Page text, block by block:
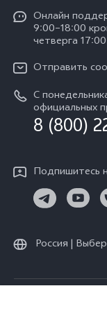
Y11d
V40 Lite
Y04s
Funtouch OS
Сервисные центры
IMEI
Запрос стоимости
Обновление
Скачать LUT для
Пресс-центр
Карьера в vivo
Юридическая
О нас
Социальная
Oнлайн
9:00–18:00
четверга
Отправить
С
официальных
8 (800)
Подпишитесь
Россия |